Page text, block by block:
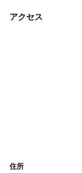
アクセス
住所